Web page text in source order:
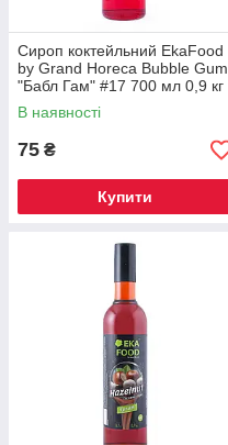
Сироп коктейльний EkaFood
by Grand Horeca Bubble Gum
"Бабл Гам" #17 700 мл 0,9 кг
СКЛО
В наявності
75 ₴
Купити